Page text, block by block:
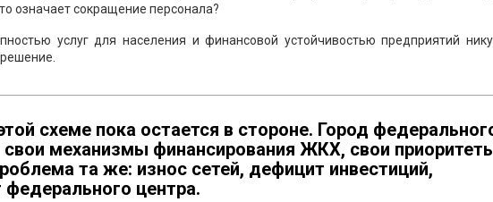
означает сокращение персонала?
услуг для населения и финансовой устойчивостью предприятий
схеме пока остается в стороне. Город
свои механизмы финансирования ЖКХ, свои
та же: износ сетей, дефицит инвестиций,
центра.